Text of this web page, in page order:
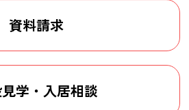
資料請求
学・入居相談